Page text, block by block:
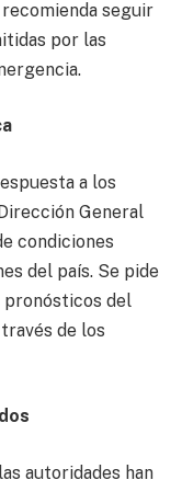
seguir
por las
a los
General
condiciones
del país. Se pide
pronósticos del
de los
autoridades han